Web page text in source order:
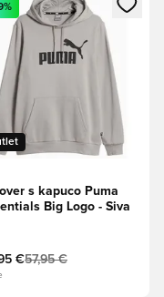
s kapuco Puma
Big Logo - Siva
€57,95 €